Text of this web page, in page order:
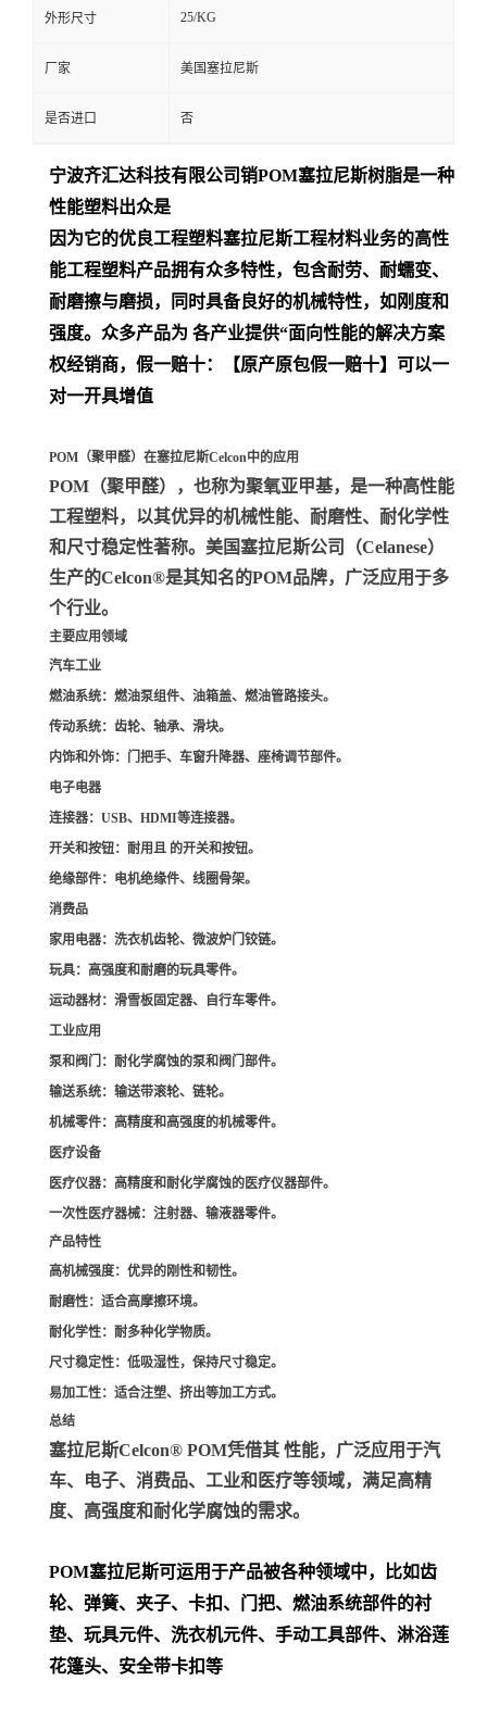
外形尺寸 25/KG
厂家 美国塞拉尼斯
是否进口 否
宁波齐汇达科技有限公司销POM塞拉尼斯树脂是一种
性能塑料出众是
因为它的优良工程塑料塞拉尼斯工程材料业务的高性
能工程塑料产品拥有众多特性，包含耐劳、耐蠕变、
耐磨擦与磨损，同时具备良好的机械特性，如刚度和
强度。众多产品为 各产业提供“面向性能的解决方案
权经销商，假一赔十：【原产原包假一赔十】可以一
对一开具增值
POM（聚甲醛）在塞拉尼斯Celcon中的应用
POM（聚甲醛）
，也称为聚氧亚甲基，是一种高性能
工程塑料，以其优异的机械性能、耐磨性、耐化学性
和尺寸稳定性著称。美国塞拉尼斯公司（Celanese）
生产的Celcon®是其知名的POM品牌，广泛应用于多
个行业。
主要应用领域
汽车工业
燃油系统：燃油泵组件、油箱盖、燃油管路接头。
传动系统：齿轮、轴承、滑块。
内饰和外饰：门把手、车窗升降器、座椅调节部件。
电子电器
连接器：USB、HDMI等连接器。
开关和按钮：耐用且 的开关和按钮。
绝缘部件：电机绝缘件、线圈骨架。
消费品
家用电器：洗衣机齿轮、微波炉门铰链。
玩具：高强度和耐磨的玩具零件。
运动器材：滑雪板固定器、自行车零件。
工业应用
泵和阀门 ：耐化学腐蚀的泵和阀门部件。
输送系统：输送带滚轮、链轮。
机械零件：高精度和高强度的机械零件。
医疗设备
医疗仪器：高精度和耐化学腐蚀的医疗仪器部件。
一次性医疗器械：注射器、输液器零件。
产品特性
高机械强度：优异的刚性和韧性。
耐磨性：适合高摩擦环境。
耐化学性：耐多种化学物质。
尺寸稳定性：低吸湿性，保持尺寸稳定。
易加工性：适合注塑、挤出等加工方式。
总结
塞拉尼斯Celcon® POM凭借其 性能，广泛应用于汽
车、电子、消费品、工业和医疗等领域，满足高精
度、高强度和耐化学腐蚀的需求。
POM塞拉尼斯可运用于产品被各种领域中，比如齿
轮、弹簧、夹子、卡扣、门把、 燃油系统部件的衬
垫、玩具元件、洗衣机元件、手动工具部件、淋浴莲
花篷头、安全带卡扣等